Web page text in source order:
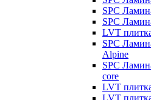
SPC
SPC
LVT
SPC
Alpine
SPC
core
LVT
LVT